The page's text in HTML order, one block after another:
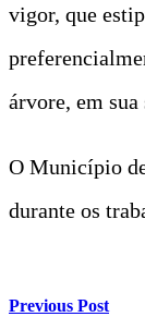
vigor, que
árvore, em
O Município
durante os
Previous Post